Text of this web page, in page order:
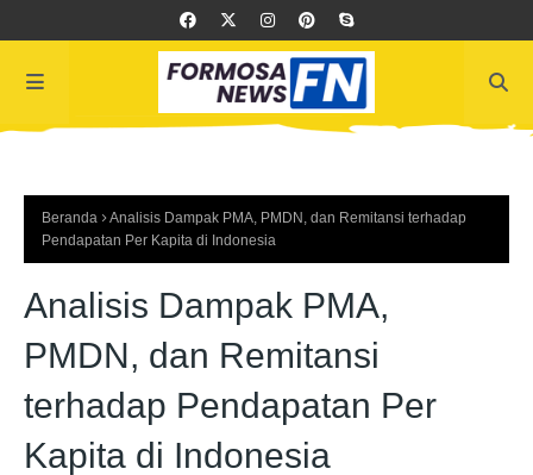
Beranda
Analisis Dampak PMA, PMDN, dan Remitansi terhadap
Pendapatan Per Kapita di Indonesia
Analisis Dampak PMA,
PMDN, dan Remitansi
terhadap Pendapatan Per
Kapita di Indonesia